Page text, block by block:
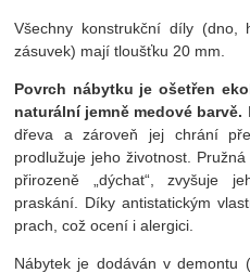
Všechny konstrukční díly (dno,
zásuvek) mají tloušťku 20 mm.
Povrch nábytku je ošetřen
naturální jemně medové barvě.
dřeva a zároveň jej chrání
prodlužuje jeho životnost.
přirozeně „dýchat“, zvyšuje
praskání. Díky antistatickým
prach, což ocení i alergici.
Nábytek je dodáván v demontu